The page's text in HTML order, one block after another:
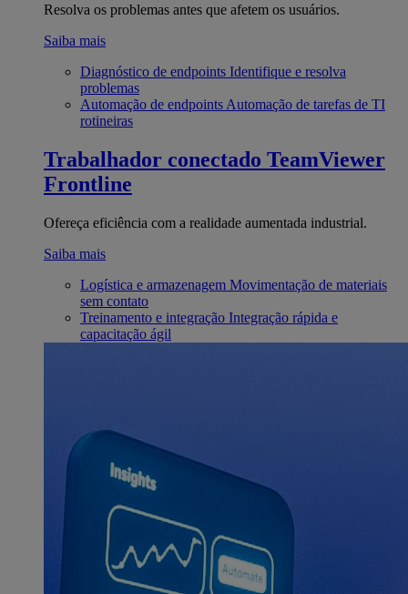
Resolva os problemas antes que afetem os usuários.
Saiba mais
Diagnóstico de endpoints Identifique e resolva
problemas
Automação de endpoints Automação de tarefas de TI
rotineiras
Trabalhador conectado TeamViewer
Frontline
Ofereça eficiência com a realidade aumentada industrial.
Saiba mais
Logística e armazenagem Movimentação de materiais
sem contato
Treinamento e integração Integração rápida e
capacitação ágil